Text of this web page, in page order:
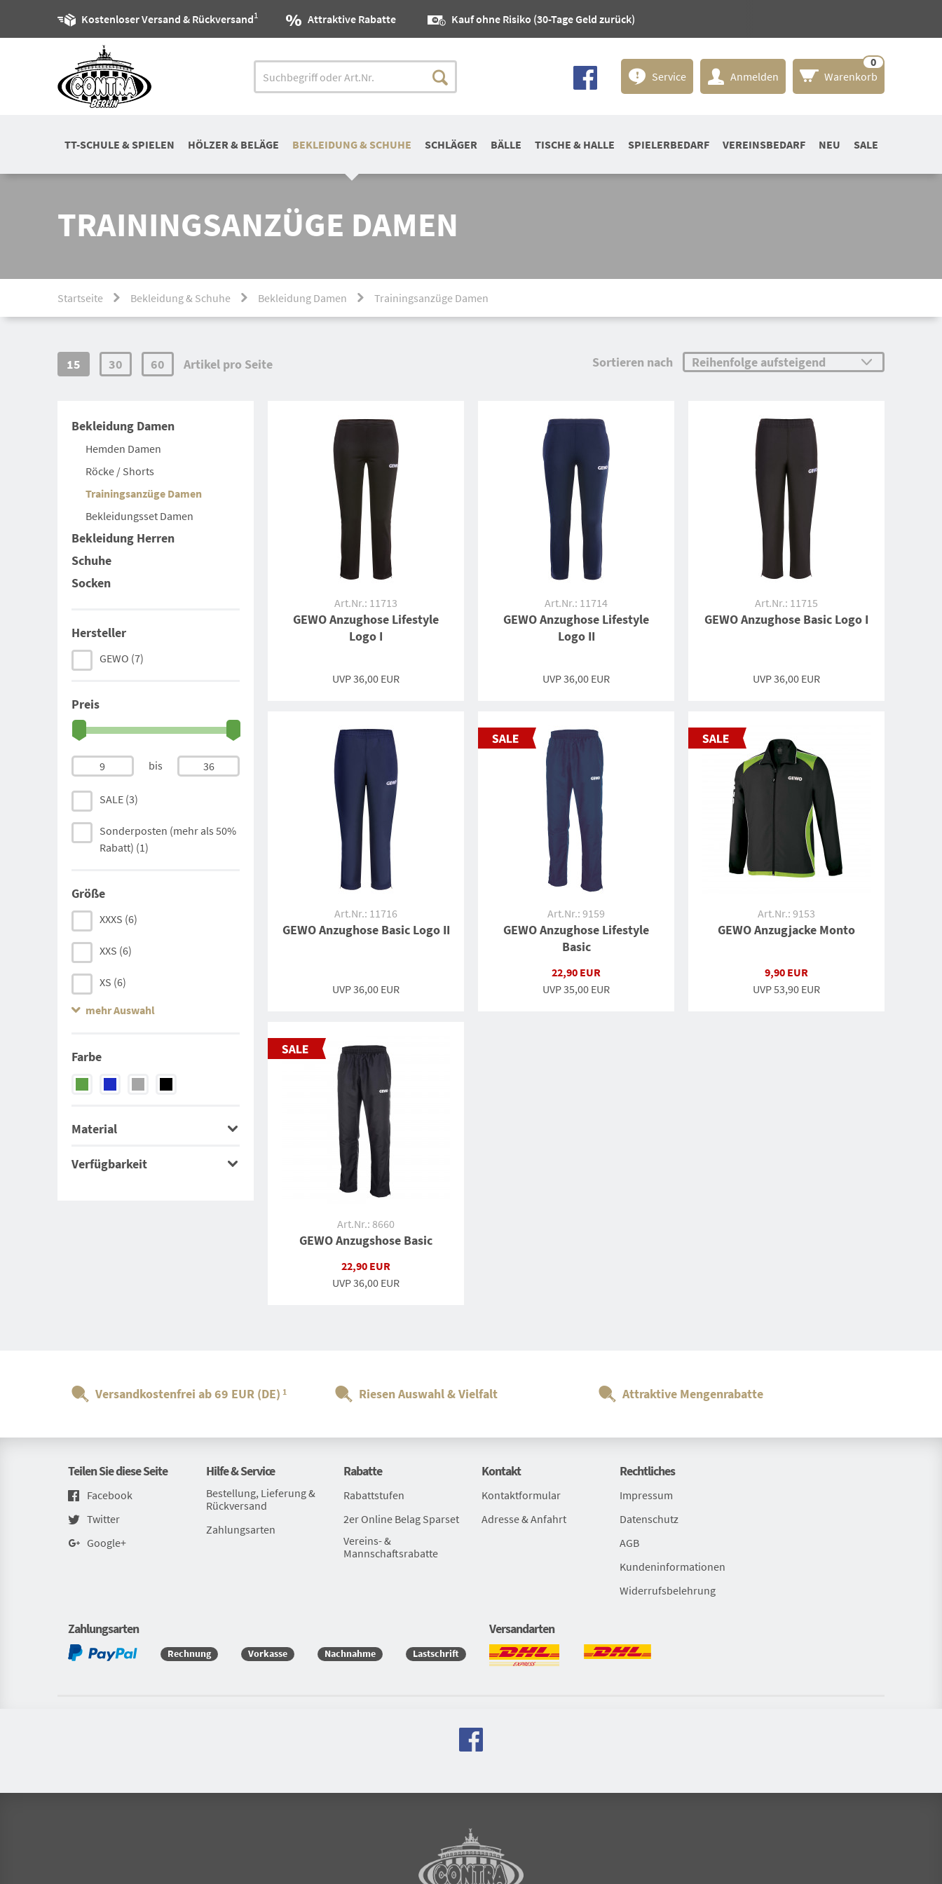
Kostenloser Versand & Rückversand1 Attraktive Rabatte Kauf ohne Risiko (30-Tage Geld zurück)
Service Anmelden Warenkorb
0
TT-SCHULE & SPIELEN HÖLZER & BELÄGE BEKLEIDUNG & SCHUHE SCHLÄGER BÄLLE TISCHE & HALLE SPIELERBEDARF VEREINSBEDARF NEU SALE
TRAININGSANZÜGE DAMEN
Startseite Bekleidung & Schuhe Bekleidung Damen Trainingsanzüge Damen
Bekleidung Damen
Hemden Damen
Röcke / Shorts
Trainingsanzüge Damen
Bekleidungsset Damen
Bekleidung Herren
Schuhe
Socken
Hersteller
GEWO (7)
Preis
9 bis 36
SALE (3)
Sonderposten (mehr als 50%
Rabatt) (1)
Größe
XXXS (6)
XXS (6)
XS (6)
S(7)
L(5)
XXXL (6)
mehr Auswahl
Farbe
Material
Verfügbarkeit
15 30 60 Artikel pro Seite Sortieren nach
Art.Nr.: 11713
GEWO Anzughose Lifestyle
Logo I
UVP 36,00 EUR
Art.Nr.: 11714
GEWO Anzughose Lifestyle
Logo II
UVP 36,00 EUR
Art.Nr.: 11715
GEWO Anzughose Basic Logo I
UVP 36,00 EUR
Art.Nr.: 11716
GEWO Anzughose Basic Logo II
UVP 36,00 EUR
Art.Nr.: 9159
GEWO Anzughose Lifestyle
Basic
22,90 EUR
UVP35,00 EUR
Art.Nr.: 9153
GEWO Anzugjacke Monto
9,90 EUR
UVP53,90 EUR
Art.Nr.: 8660
GEWO Anzugshose Basic
22,90 EUR
UVP36,00 EUR
Versandkostenfrei ab 69 EUR (DE) 1 Riesen Auswahl & Vielfalt Attraktive Mengenrabatte
Teilen Sie diese Seite
Facebook
Twitter
Google+
Hilfe & Service
Bestellung, Lieferung &
Rückversand
Zahlungsarten
Rabatte
Rabattstufen
2er Online Belag Sparset
Vereins- &
Mannschaftsrabatte
Kontakt
Kontaktformular
Adresse & Anfahrt
Rechtliches
Impressum
Datenschutz
AGB
Kundeninformationen
Widerrufsbelehrung
Zahlungsarten
Rechnung Vorkasse Nachnahme Lastschrift
Versandarten